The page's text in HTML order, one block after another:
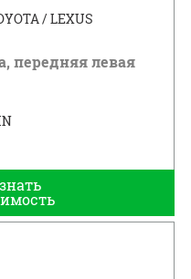
/ LEXUS
передняя левая